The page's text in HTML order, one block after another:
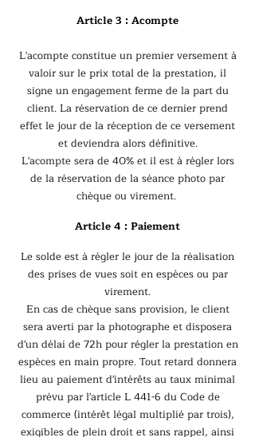
Article 3 : Acompte
L'acompte constitue un premier versement à
valoir sur le prix total de la prestation, il
signe un engagement ferme de la part du
client. La réservation de ce dernier prend
effet le jour de la réception de ce versement
et deviendra alors définitive.
L'acompte sera de 40% et il est à régler lors
de la réservation de la séance photo par
chèque ou virement.
Article 4 : Paiement
Le solde est à régler le jour de la réalisation
des prises de vues soit en espèces ou par
virement.
En cas de chèque sans provision, le client
sera averti par la photographe et disposera
d'un délai de 72h pour régler la prestation en
espèces en main propre. Tout retard donnera
lieu au paiement d'intérêts au taux minimal
prévu par l'article L 441-6 du Code de
commerce (intérêt légal multiplié par trois),
exigibles de plein droit et sans rappel, ainsi